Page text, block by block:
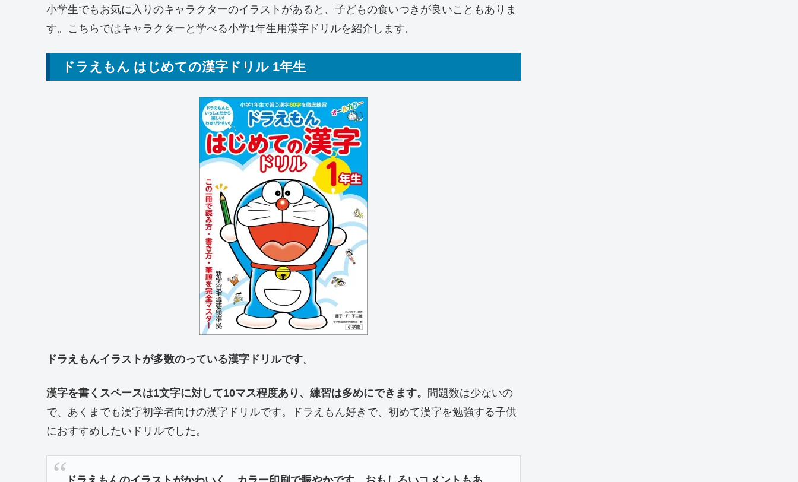
小学生でもお気に入りのキャラクターのイラストがあると、子どもの食いつきが良いこともありま
す。こちらではキャラクターと学べる小学1年生用漢字ドリルを紹介します。
ドラえもん はじめての漢字ドリル 1年生
ドラえもんイラストが多数のっている漢字ドリルです。
漢字を書くスペースは1文字に対して10マス程度あり、練習は多めにできます。
問題数は少ないの
で、あくまでも漢字初学者向けの漢字ドリルです。ドラえもん好きで、初めて漢字を勉強する子供
におすすめしたいドリルでした。